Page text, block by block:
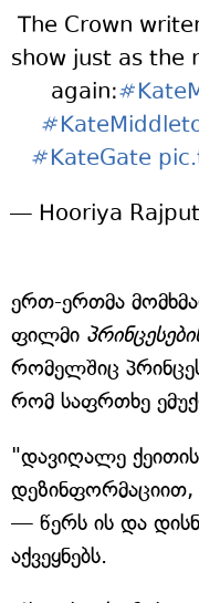
The Crown
show just as the
again:
#KateGate
— Hooriya
ერთ-ერთმა
ფილმი
რომელშიც
რომ საფრთხე
"დავიღალე
დეზინფორმაციით,
— წერს ის და
აქვეყნებს.